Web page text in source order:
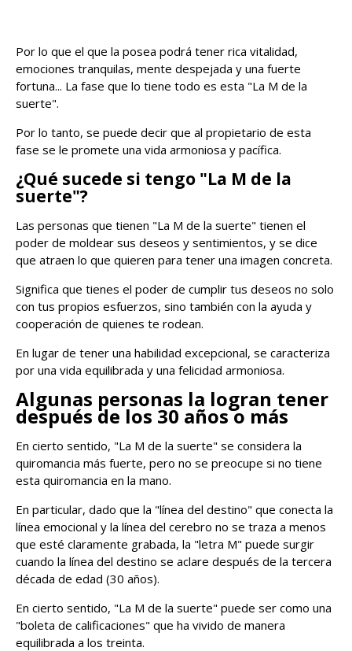
Por lo que el que la posea podrá tener rica vitalidad,
emociones tranquilas, mente despejada y una fuerte
fortuna... La fase que lo tiene todo es esta "La M de la
suerte".
Por lo tanto, se puede decir que al propietario de esta
fase se le promete una vida armoniosa y pacífica.
¿Qué sucede si tengo "La M de la
suerte"?
Las personas que tienen "La M de la suerte" tienen el
poder de moldear sus deseos y sentimientos, y se dice
que atraen lo que quieren para tener una imagen concreta.
Significa que tienes el poder de cumplir tus deseos no solo
con tus propios esfuerzos, sino también con la ayuda y
cooperación de quienes te rodean.
En lugar de tener una habilidad excepcional, se caracteriza
por una vida equilibrada y una felicidad armoniosa.
Algunas personas la logran tener
después de los 30 años o más
En cierto sentido, "La M de la suerte" se considera la
quiromancia más fuerte, pero no se preocupe si no tiene
esta quiromancia en la mano.
En particular, dado que la "línea del destino" que conecta la
línea emocional y la línea del cerebro no se traza a menos
que esté claramente grabada, la "letra M" puede surgir
cuando la línea del destino se aclare después de la tercera
década de edad (30 años).
En cierto sentido, "La M de la suerte" puede ser como una
"boleta de calificaciones" que ha vivido de manera
equilibrada a los treinta.